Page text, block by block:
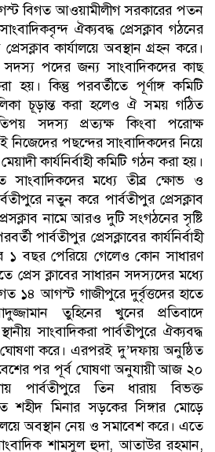
বিগত আওয়ামীলীগ সরকারের পতন
ঐক্যবদ্ধ প্রেসক্লাব গঠনের
কার্যালয়ে অবস্থান গ্রহন করে।
সদস্য পদের জন্য সাংবাদিকদের কাছ
কিন্তু পরবর্তীতে পূর্ণাঙ্গ কমিটি
চূড়ান্ত করা হলেও ঐ সময় গঠিত
সদস্য প্রত্যক্ষ কিংবা পরোক্ষ
নিজেদের পছন্দের সাংবাদিকদের নিয়ে
কার্যনির্বাহী কমিটি গঠন করা হয়।
সাংবাদিকদের মধ্যে তীব্র ক্ষোভ ও
নতুন করে পার্বতীপুর প্রেসক্লাব
নামে আরও দুটি সংগঠনের সৃষ্টি
পার্বতীপুর প্রেসক্লাবের কার্যনির্বাহী
১ বছর পেরিয়ে গেলেও কোন সাধারণ
প্রেস ক্লাবের সাধারন সদস্যদের মধ্যে
১৪ আগস্ট গাজীপুরে দুর্বৃত্তদের হাতে
তুহিনের খুনের প্রতিবাদে
সাংবাদিকরা পার্বতীপুরে ঐক্যবদ্ধ
ঘোষণা করে। এরপরই দু’দফায় অনুষ্ঠিত
পর পূর্ব ঘোষণা অনুযায়ী আজ ২০
তিন ধারায় বিভক্ত
শহীদ মিনার সড়কের সিঙ্গার মোড়ে
অবস্থান নেয় ও সমাবেশ করে। এতে
শামসুল হুদা, আতাউর রহমান,